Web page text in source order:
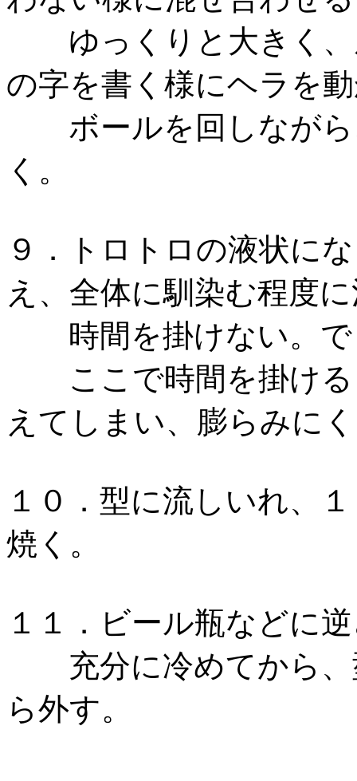
ゆっくりと大きく、
の字を書く様にヘラを
ボールを回しながら
く。
９．トロトロの液状に
え、全体に馴染む程度
時間を掛けない。で
ここで時間を掛ける
えてしまい、膨らみに
１０．型に流しいれ、
焼く。
１１．ビール瓶などに
充分に冷めてから、
ら外す。